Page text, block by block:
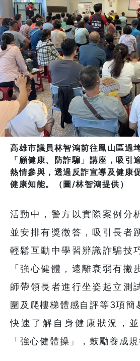
高雄市議員林智鴻前往鳳山區過
「顧健康、防詐騙」講座，吸引
熱情參與，透過反詐宣導及健康
健康知能。（圖/林智鴻提供）
活動中，警方以實際案例分
並安排有獎徵答，吸引長者
輕鬆互動中學習辨識詐騙技
「強心健體，遠離衰弱有撇
師帶領長者進行坐姿起立測
圍及爬樓梯體感自評等3項簡
快速了解自身健康狀況，
「強心健體操」，鼓勵養成